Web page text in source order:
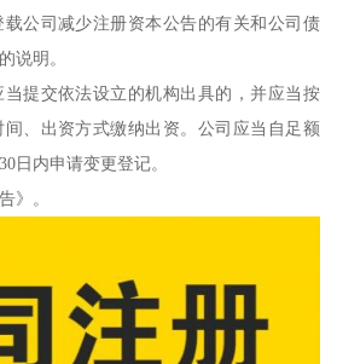
公司减少注册资本公告的有关和公司债
说明。
提交依法设立的机构出具的，并应当按
、出资方式缴纳出资。公司应当自足额
日内申请变更登记。
》。